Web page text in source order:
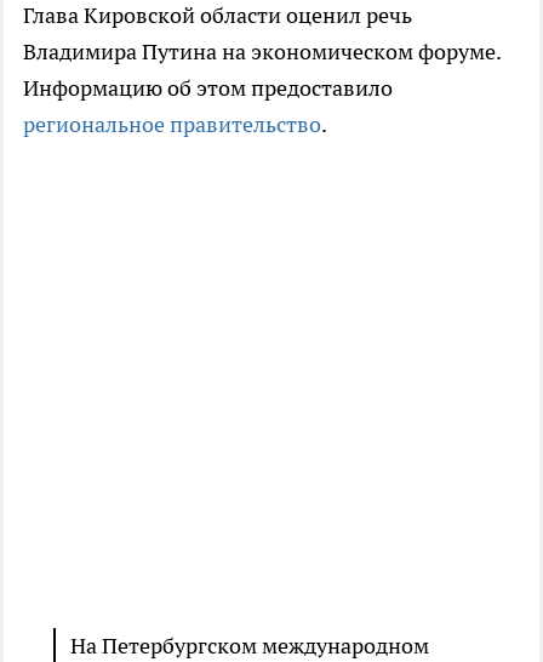
Глава Кировской области оценил речь
Владимира Путина на экономическом форуме.
Информацию об этом предоставило
региональное правительство.
На Петербургском международном